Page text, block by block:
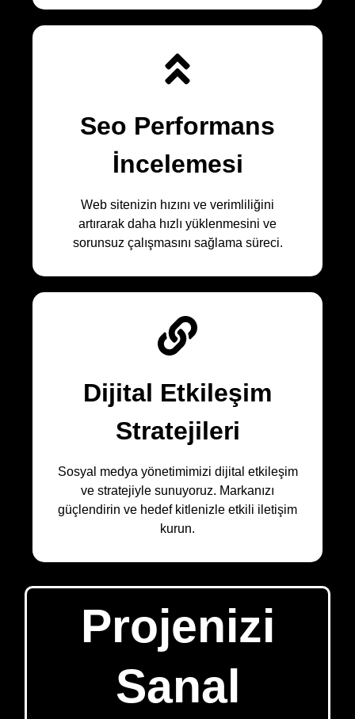
Seo Performans
İncelemesi
Web sitenizin hızını ve verimliliğini
artırarak daha hızlı yüklenmesini ve
sorunsuz çalışmasını sağlama süreci.
Dijital Etkileşim
Stratejileri
Sosyal medya yönetimimizi dijital etkileşim
ve stratejiyle sunuyoruz. Markanızı
güçlendirin ve hedef kitlenizle etkili iletişim
kurun.
Projenizi
Sanal